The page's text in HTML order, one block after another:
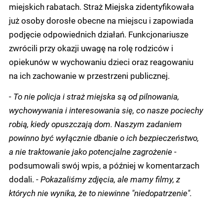
miejskich rabatach. Straż Miejska zidentyfikowała
już osoby dorosłe obecne na miejscu i zapowiada
podjęcie odpowiednich działań. Funkcjonariusze
zwrócili przy okazji uwagę na rolę rodziców i
opiekunów w wychowaniu dzieci oraz reagowaniu
na ich zachowanie w przestrzeni publicznej.
- To nie policja i straż miejska są od pilnowania,
wychowywania i interesowania się, co nasze pociechy
robią, kiedy opuszczają dom. Naszym zadaniem
powinno być wyłącznie dbanie o ich bezpieczeństwo,
a nie traktowanie jako potencjalne zagrożenie-
podsumowali swój wpis, a później w komentarzach
dodali. -Pokazaliśmy zdjęcia, ale mamy filmy, z
których nie wynika, że to niewinne "niedopatrzenie".